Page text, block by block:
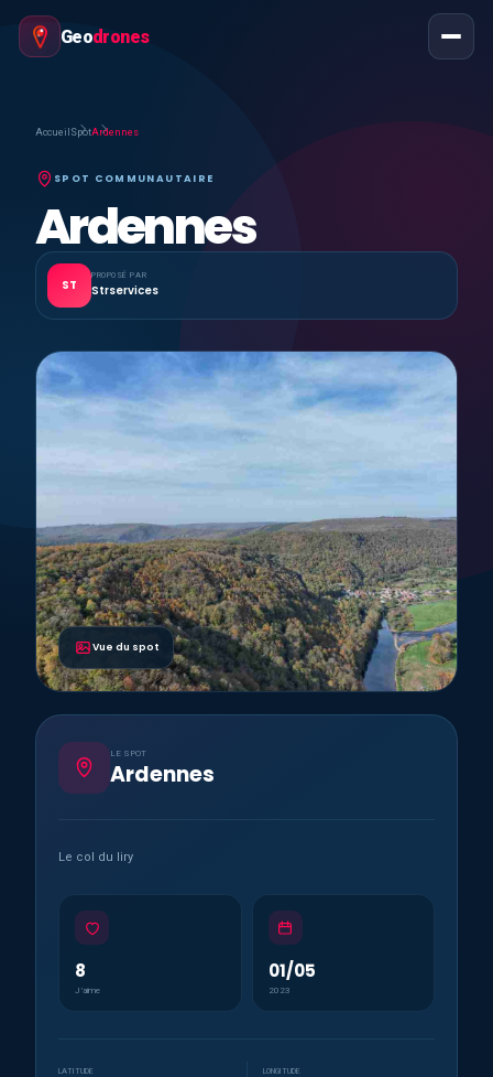
Geodrones
Accueil SpotArdennes
SPOT COMMUNAUTAIRE
Ardennes
ST
PROPOSÉ PAR
Strservices
Vue du spot
LE SPOT
Ardennes
Le col du liry
8
J’aime
01/05
2023
LATITUDE LONGITUDE